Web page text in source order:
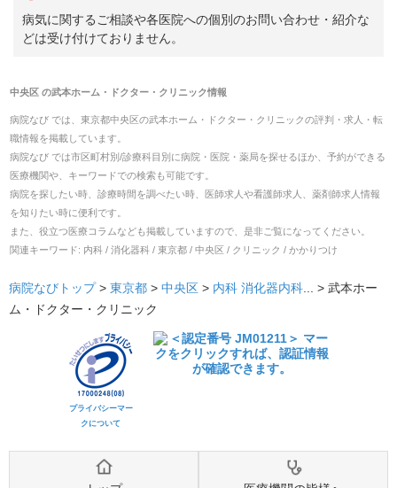
病気に関するご相談や各医院への個別のお問い合わせ・紹介な
どは受け付けておりません。
中央区の武本ホーム・ドクター・クリニック情報
病院なび では、 東京都中央区の武本ホーム・ドクター・クリニックの評判・求人・転
職情報を掲載しています。
病院なび では市区町村別/診療科目別に病院・医院・薬局を探せるほか、予約ができる
医療機関や、キーワードでの検索も可能です。
病院を探したい時、診療時間を調べたい時、医師求人や看護師求人、薬剤師求人情報
を知りたい時に便利です。
また、役立つ医療コラムなども掲載していますので、是非ご覧になってください。
関連キーワード: 内科 / 消化器科 / 東京都 / 中央区 / クリニック / かかりつけ
病院なびトップ > 東京都 > 中央区 > 内科 消化器内科... > 武本ホー
ム・ドクター・クリニック
プライバシーマー
クについて